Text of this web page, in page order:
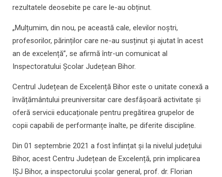
rezultatele deosebite pe care le-au obținut.
„Mulțumim, din nou, pe această cale, elevilor noștri,
profesorilor, părinților care ne-au susținut și ajutat în acest
an de excelență”, se afirmă într-un comunicat al
Inspectoratului Școlar Județean Bihor.
Centrul Județean de Excelență Bihor este o unitate conexă a
învățământului preuniversitar care desfășoară activitate și
oferă servicii educaționale pentru pregătirea grupelor de
copii capabili de performanțe înalte, pe diferite discipline.
Din 01 septembrie 2021 a fost înființat și la nivelul județului
Bihor, acest Centru Județean de Excelență, prin implicarea
IȘJ Bihor, a inspectorului școlar general, prof. dr. Florian